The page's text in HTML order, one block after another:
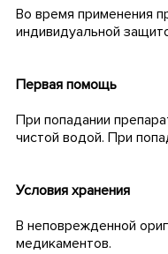
Во время применения
индивидуальной
Первая помощь
При попадании
чистой водой. При
Условия хранения
В неповрежденной
медикаментов.